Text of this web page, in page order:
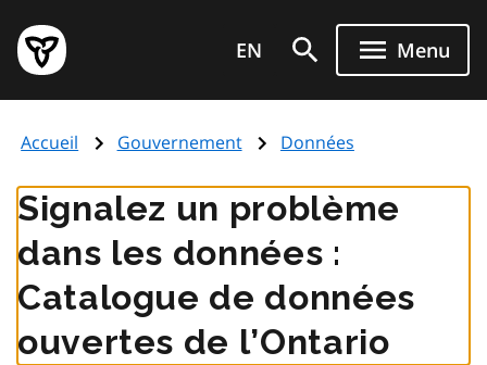
au
contenu
principal
Page
d'accueil
de
EN Menu
Accueil Gouvernement Données
Signalez un problème
dans les données :
Catalogue de données
ouvertes de l’Ontario